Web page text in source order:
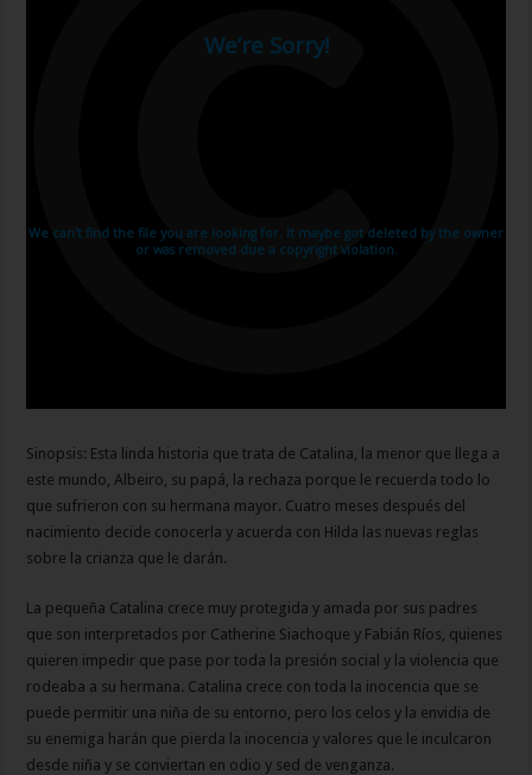
Sinopsis: Esta linda historia que trata de Catalina, la menor que llega a
este mundo, Albeiro, su papá, la rechaza porque le recuerda todo lo
que sufrieron con su hermana mayor. Cuatro meses después del
nacimiento decide conocerla y acuerda con Hilda las nuevas reglas
sobre la crianza que le darán.
La pequeña Catalina crece muy protegida y amada por sus padres
que son interpretados por Catherine Siachoque y Fabián Ríos, quienes
quieren impedir que pase por toda la presión social y la violencia que
rodeaba a su hermana. Catalina crece con toda la inocencia que se
puede permitir una niña de su entorno, pero los celos y la envidia de
su enemiga harán que pierda la inocencia y valores que le inculcaron
desde niña y se conviertan en odio y sed de venganza.